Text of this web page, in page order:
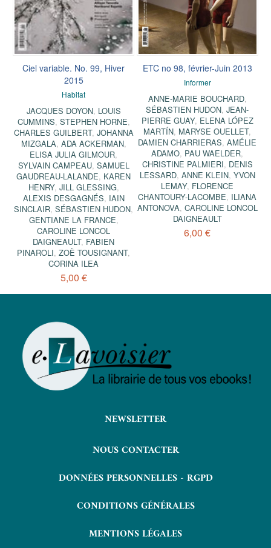
Ciel variable. No. 99, Hiver
2015
Habitat
JACQUES DOYON, LOUIS
CUMMINS, STEPHEN HORNE,
CHARLES GUILBERT, JOHANNA
MIZGALA, ADA ACKERMAN,
ELISA JULIA GILMOUR,
SYLVAIN CAMPEAU, SAMUEL
GAUDREAU-LALANDE, KAREN
HENRY, JILL GLESSING,
ALEXIS DESGAGNÉS, IAIN
SINCLAIR,SÉBASTIEN HUDON,
GENTIANE LA FRANCE,
CAROLINE LONCOL
DAIGNEAULT, FABIEN
PINAROLI,ZOË TOUSIGNANT,
CORINA ILEA
5,00 €
ETC no 98, février-Juin 2013
Informer
ANNE-MARIE BOUCHARD,
SÉBASTIEN HUDON,JEAN-
PIERRE GUAY, ELENA LÓPEZ
MARTÍN, MARYSE OUELLET,
DAMIEN CHARRIERAS,AMÉLIE
ADAMO, PAU WAELDER,
CHRISTINE PALMIERI, DENIS
LESSARD, ANNE KLEIN, YVON
LEMAY, FLORENCE
CHANTOURY-LACOMBE, ILIANA
ANTONOVA, CAROLINE LONCOL
DAIGNEAULT
6,00 €
NEWSLETTER
NOUS CONTACTER
DONNÉES PERSONNELLES - RGPD
CONDITIONS GÉNÉRALES
MENTIONS LÉGALES